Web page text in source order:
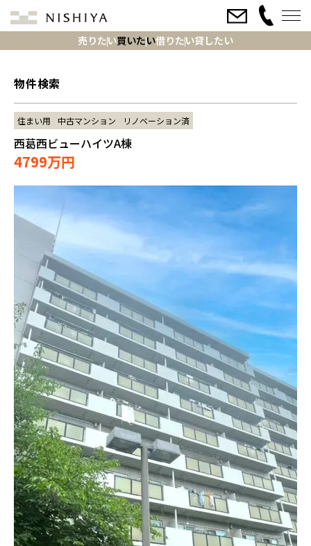
売りたい買いたい借りたい貸したい
物件検索
住まい用 中古マンション リノベーション済
西葛西ビューハイツA棟
4799万円